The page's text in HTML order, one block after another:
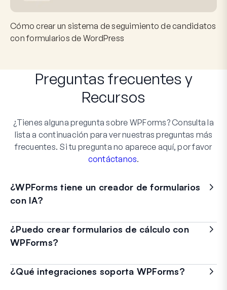
Cómo crear un sistema de seguimiento de candidatos
con formularios de WordPress
Preguntas frecuentesy
Recursos
¿Tienes alguna pregunta sobre WPForms? Consulta la
lista a continuación para ver nuestras preguntas más
frecuentes. Si tu pregunta no aparece aquí, por favor
contáctanos.
¿WPForms tiene un creador de formularios
con IA?
¿Puedo crear formularios de cálculo con
WPForms?
¿Qué integraciones soporta WPForms?